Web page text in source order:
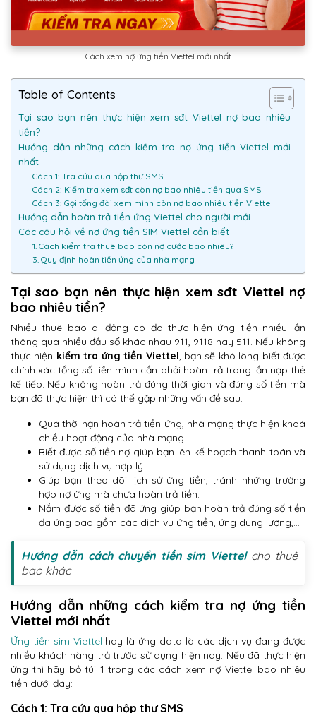
Cách xem nợ ứng tiền Viettel mới nhất
Table of Contents
Tại sao bạn nên thực hiện xem sđt Viettel nợ bao nhiêu
tiền?
Hướng dẫn những cách kiểm tra nợ ứng tiền Viettel mới
nhất
Cách 1: Tra cứu qua hộp thư SMS
Cách 2: Kiểm tra xem sđt còn nợ bao nhiêu tiền qua SMS
Cách 3: Gọi tổng đài xem mình còn nợ bao nhiêu tiền Viettel
Hướng dẫn hoàn trả tiền ứng Viettel cho người mới
Các câu hỏi về nợ ứng tiền SIM Viettel cần biết
1. Cách kiểm tra thuê bao còn nợ cước bao nhiêu?
3. Quy định hoàn tiền ứng của nhà mạng
Tại sao bạn nên thực hiện xem sđt Viettel nợ
bao nhiêu tiền?
Nhiều thuê bao di động có đã thực hiện ứng tiền nhiều lần
thông qua nhiều đầu số khác nhau 911, 9118 hay 511. Nếu không
thực hiện kiểm tra ứng tiền Viettel, bạn sẽ khó lòng biết được
chính xác tổng số tiền mình cần phải hoàn trả trong lần nạp thẻ
kế tiếp. Nếu không hoàn trả đúng thời gian và đúng số tiền mà
bạn đã thực hiện thì có thể gặp những vấn đề sau:
Quá thời hạn hoàn trả tiền ứng, nhà mạng thực hiện khoá
chiều hoạt động của nhà mạng.
Biết được số tiền nợ giúp bạn lên kế hoạch thanh toán và
sử dụng dịch vụ hợp lý.
Giúp bạn theo dõi lịch sử ứng tiền, tránh những trường
hợp nợ ứng mà chưa hoàn trả tiền.
Nắm được số tiền đã ứng giúp bạn hoàn trả đúng số tiền
đã ứng bao gồm các dịch vụ ứng tiền, ứng dung lượng,…
Hướng dẫn cách chuyển tiền sim Viettelcho thuê
bao khác
Hướng dẫn những cách kiểm tra nợ ứng tiền
Viettel mới nhất
Ứng tiền sim Viettel hay là ứng data là các dịch vụ đang được
nhiều khách hàng trả trước sử dụng hiện nay. Nếu đã thực hiện
ứng thì hãy bỏ túi 1 trong các cách xem nợ Viettel bao nhiêu
tiền dưới đây:
Cách 1: Tra cứu qua hộp thư SMS